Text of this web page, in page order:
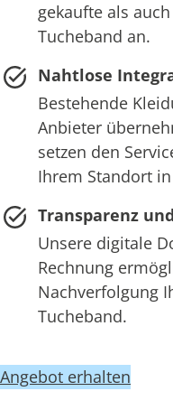
gekaufte als
Tucheband an.
Nahtlose
Bestehende
Anbieter
setzen den
Ihrem Standort
Transparenz
Unsere digitale
Rechnung
Nachverfolgung
Tucheband.
Angebot erhalten